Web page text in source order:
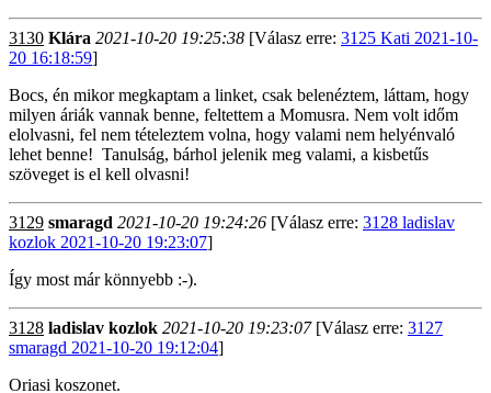
3130 Klára 2021-10-20 19:25:38 [Válasz erre: 3125 Kati 2021-10-
20 16:18:59]
Bocs, én mikor megkaptam a linket, csak belenéztem, láttam, hogy
milyen áriák vannak benne, feltettem a Momusra. Nem volt időm
elolvasni, fel nem tételeztem volna, hogy valami nem helyénvaló
lehet benne! Tanulság, bárhol jelenik meg valami, a kisbetűs
szöveget is el kell olvasni!
3129 smaragd 2021-10-20 19:24:26 [Válasz erre: 3128 ladislav
kozlok 2021-10-20 19:23:07]
Így most már könnyebb :-).
3128 ladislav kozlok 2021-10-20 19:23:07[Válasz erre: 3127
smaragd 2021-10-20 19:12:04]
Oriasi koszonet.